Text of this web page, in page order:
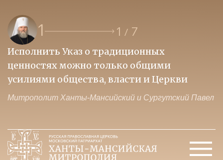
1 1 / 7
Исполнить Указ о традиционных
ценностях можно только общими
усилиями общества, власти и Церкви
Митрополит Ханты-Мансийский и Сургутский Павел